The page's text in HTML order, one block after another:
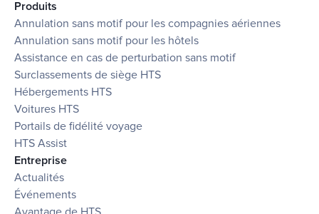
Produits
Annulation sans motif pour les compagnies aériennes
Annulation sans motif pour les hôtels
Assistance en cas de perturbation sans motif
Surclassements de siège HTS
Hébergements HTS
Voitures HTS
Portails de fidélité voyage
HTS Assist
Entreprise
Actualités
Événements